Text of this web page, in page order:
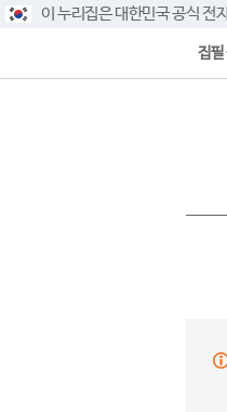
이 누리집은 대한민국 공식 전
집필